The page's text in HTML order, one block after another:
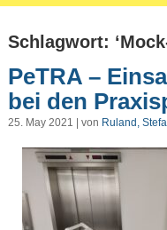
Schlagwort:
PeTRA –
bei den
25. May 2021 | von Ruland,